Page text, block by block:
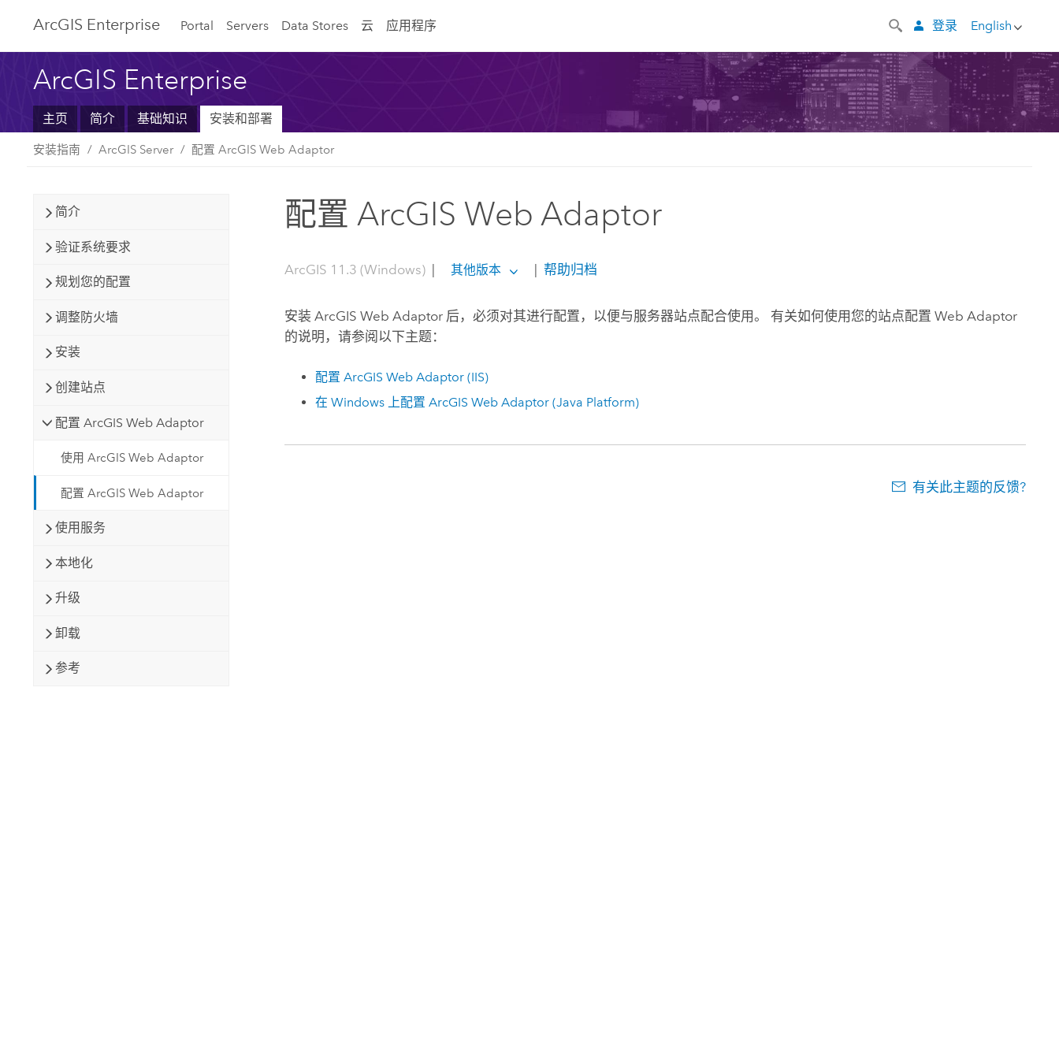
ArcGIS Enterprise Portal Servers Data Stores 云 应用程序 English
登录
ArcGIS Enterprise
主页 简介 基础知识 安装和部署
安装指南 ArcGIS Server 配置 ArcGIS Web Adaptor
简介
验证系统要求
规划您的配置
调整防火墙
安装
创建站点
配置 ArcGIS Web Adaptor
使用 ArcGIS Web Adaptor
配置 ArcGIS Web Adaptor
使用服务
本地化
升级
卸载
参考
配置 ArcGIS Web Adaptor
ArcGIS 11.3 (Windows) | 其他版本 | 帮助归档
安装ArcGIS Web Adaptor 后，必须对其进行配置，以便与服务器站点配合使用。 有关如何使用您的站点配置 Web Adaptor
的说明，请参阅以下主题：
配置 ArcGIS Web Adaptor(IIS)
在 Windows 上配置 ArcGIS Web Adaptor(Java Platform)
有关此主题的反馈?